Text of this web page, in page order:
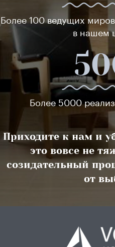
Более 100 ведущих
в нашем
Более 5000
Приходите к нам и
это вовсе не
созидательный
от